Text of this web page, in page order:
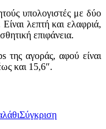
υπολογιστές με δύο
λεπτή και ελαφριά,
επιφάνεια.
της αγοράς, αφού είναι
και 15,6″.
Σύγκριση